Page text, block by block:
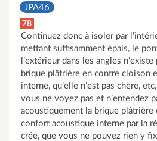
JPA46
78
Continuez donc à isoler par
mettant suffisamment épais, le
l’extérieur dans les angles
brique plâtrière en contre cloison
interne, qu’elle n’est pas chère,
vous ne voyez pas et n’entendez
acoustiquement la brique plâtrière
confort acoustique interne par la
crée, que vous ne pouvez rien y